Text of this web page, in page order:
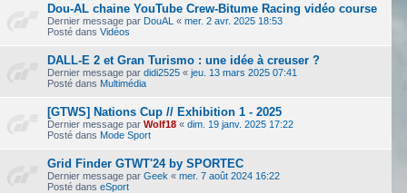
Dou-AL chaine YouTube Crew-Bitume Racing vidéo course
Dernier message par DouAL « mer. 2 avr. 2025 18:53
Posté dans Vidéos
DALL-E 2 et Gran Turismo : une idée à creuser ?
Dernier message par didi2525 « jeu. 13 mars 2025 07:41
Posté dans Multimédia
[GTWS] Nations Cup // Exhibition 1 - 2025
Dernier message par Wolf18 « dim. 19 janv. 2025 17:22
Posté dans Mode Sport
Grid Finder GTWT'24 by SPORTEC
Dernier message par Geek « mer. 7 août 2024 16:22
Posté dans eSport